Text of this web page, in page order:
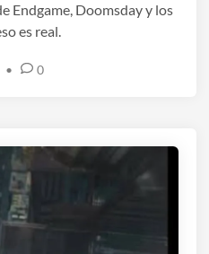
Endgame, Doomsday y los
es real.
• 0